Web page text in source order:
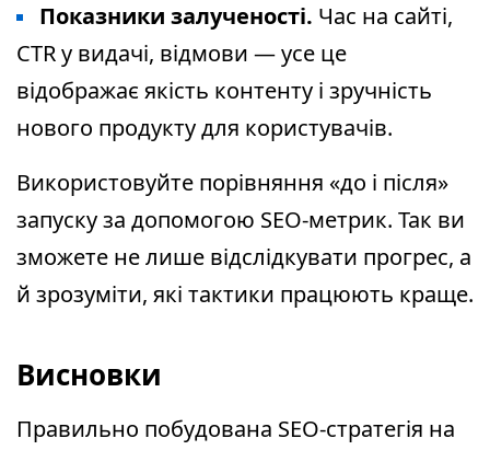
Показники залученості. Час на сайті,
CTR у видачі, відмови — усе це
відображає якість контенту і зручність
нового продукту для користувачів.
Використовуйте порівняння «до і після»
запуску за допомогою SEO-метрик. Так ви
зможете не лише відслідкувати прогрес, а
й зрозуміти, які тактики працюють краще.
Висновки
Правильно побудована SEO-стратегія на